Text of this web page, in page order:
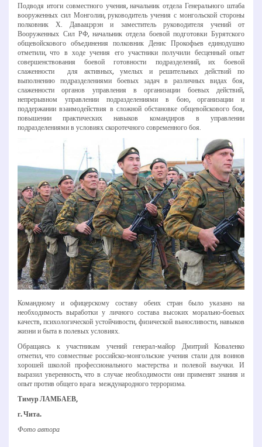
Подводя итоги совместного учения, начальник отдела Генерального штаба
вооруженных сил Монголии, руководитель учения с монгольской стороны
полковник Х. Даваацэрэн и заместитель руководителя учений от
Вооруженных Сил РФ, начальник отдела боевой подготовки Бурятского
общевойскового объединения полковник Денис Прокофьев единодушно
отметили, что в ходе учения его участники получили бесценный опыт
совершенствования боевой готовности подразделений, их боевой
слаженности для активных, умелых и решительных действий по
выполнению подразделениями боевых задач в различных видах боя,
слаженности органов управления в организации боевых действий,
непрерывном управлении подразделениями в бою, организации и
поддержании взаимодействия в сложной обстановке общевойскового боя,
повышении практических навыков командиров в управлении
подразделениями в условиях скоротечного современного боя.
Командному и офицерскому составу обеих стран было указано на
необходимость выработки у личного состава высоких морально-­боевых
качеств, психологической устойчивости, физической выносливости, навыков
жизни и быта в полевых условиях.
Обращаясь к участникам учений генерал-­майор Дмитрий Коваленко
отметил, что совместные российско-­монгольские учения стали для воинов
хорошей школой профессионального мастерства и полевой выучки. И
выразил уверенность, что в случае необходимости они применят знания и
опыт против общего врага ­ международного терроризма.
Тимур ЛАМБАЕВ,
г. Чита.
Фото автора